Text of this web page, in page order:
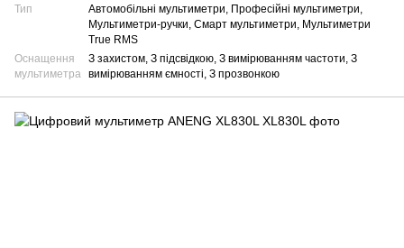
Тип
Автомобільні мультиметри, Професійні мультиметри,
Мультиметри-ручки, Смарт мультиметри, Мультиметри
True RMS
Оснащення
мультиметра
З захистом, З підсвідкою, З вимірюванням частоти, З
вимірюванням ємності, З прозвонкою